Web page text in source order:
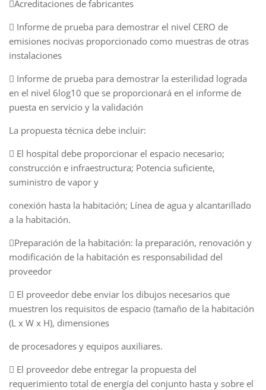
Acreditaciones de fabricantes
 Informe de prueba para demostrar el nivel CERO de
emisiones nocivas proporcionado como muestras de otras
instalaciones
 Informe de prueba para demostrar la esterilidad lograda
en el nivel 6log10 que se proporcionará en el informe de
puesta en servicio y la validación
La propuesta técnica debe incluir:
 El hospital debe proporcionar el espacio necesario;
construcción e infraestructura; Potencia suficiente,
suministro de vapor y
conexión hasta la habitación; Línea de agua y alcantarillado
a la habitación.
Preparación de la habitación: la preparación, renovación y
modificación de la habitación es responsabilidad del
proveedor
 El proveedor debe enviar los dibujos necesarios que
muestren los requisitos de espacio (tamaño de la habitación
(L x W x H), dimensiones
de procesadores y equipos auxiliares.
 El proveedor debe entregar la propuesta del
requerimiento total de energía del conjunto hasta y sobre el